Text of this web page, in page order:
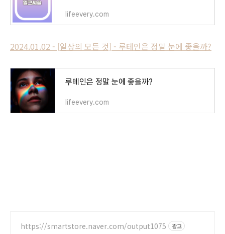
lifeevery.com
2024.01.02 - [일상의 모든 것] - 루테인은 정말 눈에 좋을까?
루테인은 정말 눈에 좋을까?
lifeevery.com
https://smartstore.naver.com/output1075 광고